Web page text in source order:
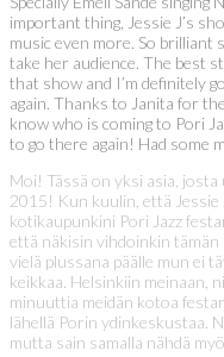
important thing, Jessie J’s
music even more. So brilliant
take her audience. The best
that show and I’m definitely
again. Thanks to Janita for
know who is coming to Pori
to go there again! Had some
Moi! Tässä on yksi asia,
2015! Kun kuulin, että Jessie
kotikaupunkini Pori Jazz
että näkisin vihdoinkin
vielä plussana päälle mun ei
keikkaa. Helsinkiin meinaan,
minuuttia meidän kotoa
lähellä Porin ydinkeskustaa.
mutta sain samalla nähdä